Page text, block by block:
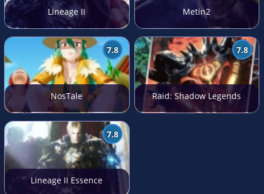
Lineage II Metin2
7.8
NosTale
7.8
Raid: Shadow Legends
7.8
Lineage II Essence